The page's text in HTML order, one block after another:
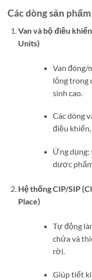
Các dòng sản
Van và bộ điều
Units)
Van đóng/
lỏng trong
sinh cao.
Các dòng
điều
Ứng dụng:
dược
Hệ thống CIP/SIP
Place)
Tự động
chứa và
rời.
Giúp tiết